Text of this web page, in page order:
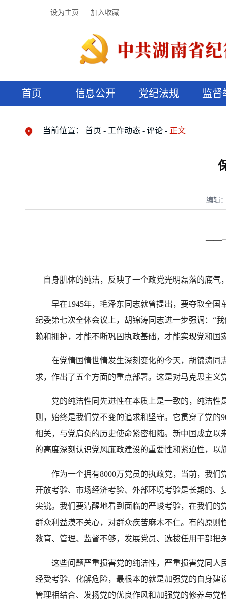
设为主页 加入收藏
首页 信息公开 党纪法规 监督
当前位置： 首页 工作动态 评论 正文
编辑
——一
自身肌体的纯洁，反映了一个政党光明磊落的底气
早在1945年，毛泽东同志就曾提出，要夺取全国
纪委第七次全体会议上，胡锦涛同志进一步强调：“
赖和拥护，才能不断巩固执政基础，才能实现党和国
在党情国情世情发生深刻变化的今天，胡锦涛同
求，作出了五个方面的重点部署。这是对马克思主
党的纯洁性同先进性在本质上是一致的，纯洁性
则，始终是我们党不变的追求和坚守。它贯穿了党
相关，与党肩负的历史使命紧密相随。新中国成立
的高度深刻认识党风廉政建设的重要性和紧迫性，
作为一个拥有8000万党员的执政党，当前，我们
开放考验、市场经济考验、外部环境考验是长期的
尖锐。我们要清醒地看到面临的严峻考验，在我们
群众利益漠不关心，对群众疾苦麻木不仁。有的原
教育、管理、监督不够，发展党员、选拔任用干部把
这些问题严重损害党的纯洁性，严重损害党同人
经受考验、化解危险，最根本的就是加强党的自身
管理相结合、发扬党的优良作风和加强党的修养与